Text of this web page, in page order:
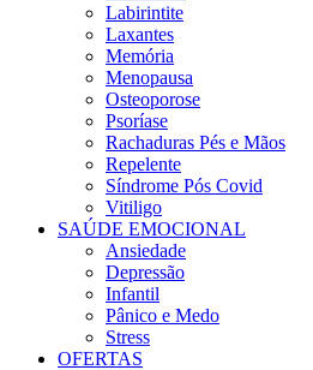
Labirintite
Laxantes
Memória
Menopausa
Osteoporose
Psoríase
Rachaduras Pés e Mãos
Repelente
Síndrome Pós Covid
Vitiligo
SAÚDE EMOCIONAL
Ansiedade
Depressão
Infantil
Pânico e Medo
Stress
OFERTAS